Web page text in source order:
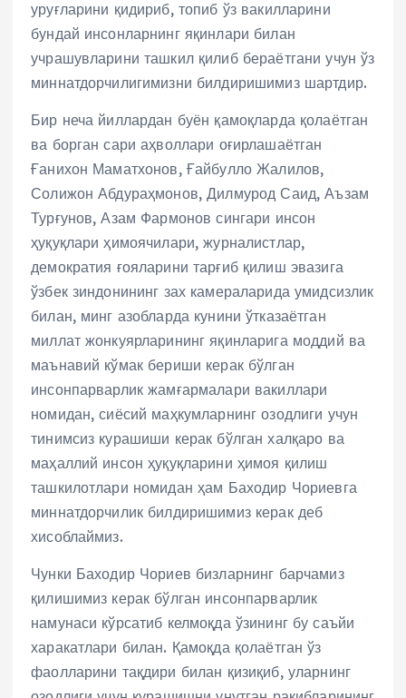
уруғларини қидириб, топиб ўз вакилларини
бундай инсонларнинг яқинлари билан
учрашувларини ташкил қилиб бераётгани учун ўз
миннатдорчилигимизни билдиришимиз шартдир.
Бир неча йиллардан буён қамоқларда қолаётган
ва борган сари аҳволлари оғирлашаётган
Ғанихон Маматхонов, Ғайбулло Жалилов,
Солижон Абдураҳмонов, Дилмурод Саид, Аъзам
Турғунов, Азам Фармонов сингари инсон
ҳуқуқлари ҳимоячилари, журналистлар,
демократия ғояларини тарғиб қилиш эвазига
ўзбек зиндонининг зах камераларида умидсизлик
билан, минг азобларда кунини ўтказаётган
миллат жонкуярларининг яқинларига моддий ва
маънавий кўмак бериши керак бўлган
инсонпарварлик жамғармалари вакиллари
номидан, сиёсий маҳкумларнинг озодлиги учун
тинимсиз курашиши керак бўлган халқаро ва
маҳаллий инсон ҳуқуқларини ҳимоя қилиш
ташкилотлари номидан ҳам Баходир Чориевга
миннатдорчилик билдиришимиз керак деб
хисоблаймиз.
Чунки Баходир Чориев бизларнинг барчамиз
қилишимиз керак бўлган инсонпарварлик
намунаси кўрсатиб келмоқда ўзининг бу саъйи
харакатлари билан. Қамоқда қолаётган ўз
фаолларини тақдири билан қизиқиб, уларнинг